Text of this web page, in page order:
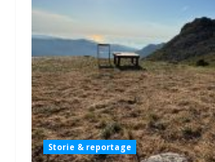
Storie & reportage